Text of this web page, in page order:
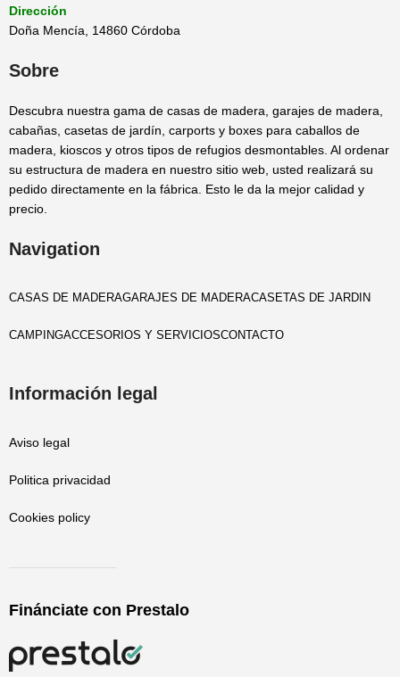
Dirección
Doña Mencía, 14860 Córdoba
Sobre
Descubra nuestra gama de casas de madera, garajes de madera,
cabañas, casetas de jardín, carports y boxes para caballos de
madera, kioscos y otros tipos de refugios desmontables. Al ordenar
su estructura de madera en nuestro sitio web, usted realizará su
pedido directamente en la fábrica. Esto le da la mejor calidad y
precio.
Navigation
CASAS DE MADERAGARAJES DE MADERACASETAS DE JARDIN
CAMPINGACCESORIOS Y SERVICIOSCONTACTO
Información legal
Aviso legal
Politica privacidad
Cookies policy
Finánciate con Prestalo